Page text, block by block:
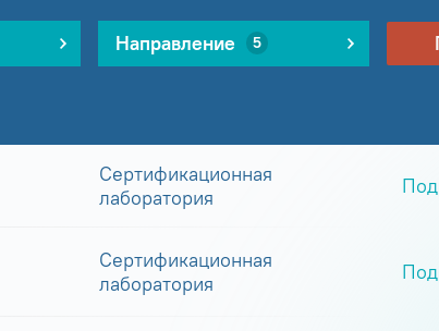
Направление 5
Сертификационная
лаборатория
Сертификационная
лаборатория